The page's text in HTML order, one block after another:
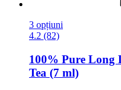
3 opțiuni
4.2 (82)
100% Pure Long
Tea (7 ml)